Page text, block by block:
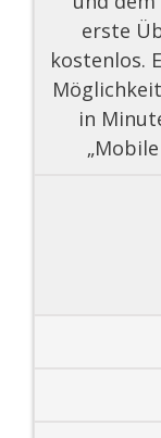
erste
kostenlos.
in